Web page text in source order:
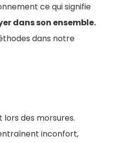
ce qui signifie
dans son ensemble.
dans notre
lors des morsures.
inconfort,